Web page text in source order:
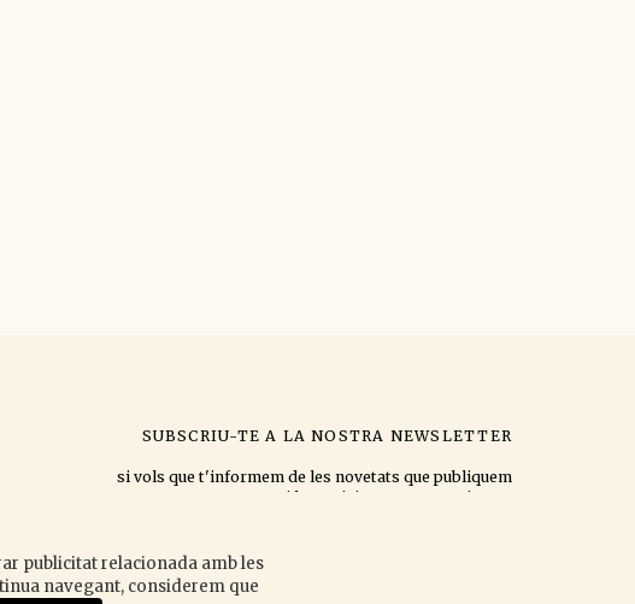
SUBSCRIU-TE A LA NOSTRA NEWSLETTER
si vols que t'informem de les novetats que publiquem
i les activitats que organitzem.
publicitat relacionada amb les
navegant, considerem que